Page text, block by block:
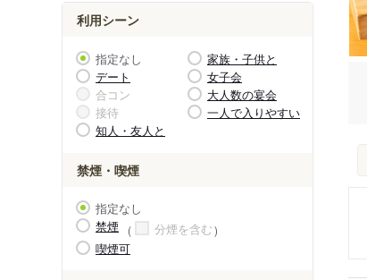
利用シーン
指定なし
家族・子供と
デート
女子会
合コン
大人数の宴会
接待
一人で入りやすい
知人・友人と
禁煙・喫煙
指定なし
禁煙
分煙を含む
喫煙可